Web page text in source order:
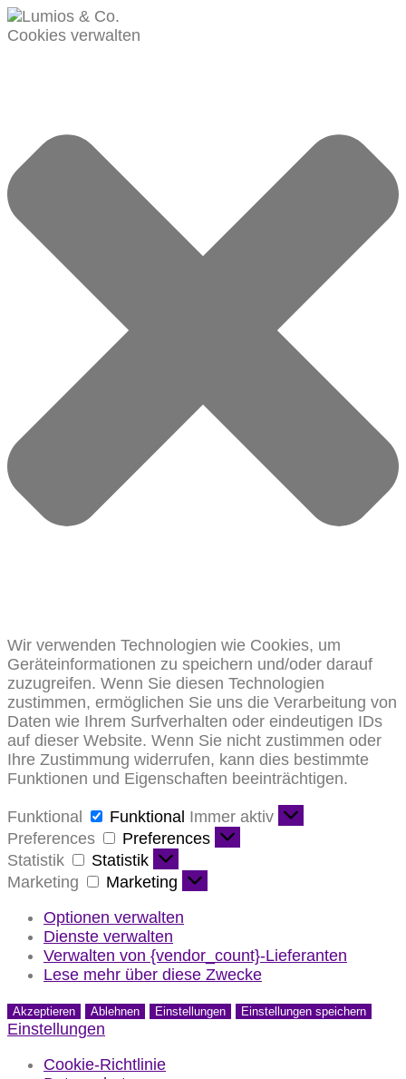
Cookies verwalten
Wir verwenden Technologien wie Cookies, um
Geräteinformationen zu speichern und/oder darauf
zuzugreifen. Wenn Sie diesen Technologien
zustimmen, ermöglichen Sie uns die Verarbeitung von
Daten wie Ihrem Surfverhalten oder eindeutigen IDs
auf dieser Website. Wenn Sie nicht zustimmen oder
Ihre Zustimmung widerrufen, kann dies bestimmte
Funktionen und Eigenschaften beeinträchtigen.
Funktional Funktional Immer aktiv
Preferences
Preferences
Statistik
Statistik
Marketing
Marketing
Optionen verwalten
Dienste verwalten
Verwalten von {vendor_count}-Lieferanten
Lese mehr über diese Zwecke
Akzeptieren Ablehnen Einstellungen Einstellungen speichern
Einstellungen
Cookie-Richtlinie